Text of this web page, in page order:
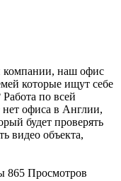
компании, наш офис
которые ищут себе
по всей
офиса в Англии,
будет проверять
видео объекта,
865 Просмотров